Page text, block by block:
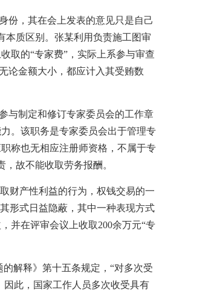
，其在会上发表的意见只是自己
本质区别。张某利用负责施工图审
取的“专家费”，实际上系参与审查
论金额大小，都应计入其受贿数
与制定和修订专家委员会的工作章
。该职务是专家委员会出于管理专
称也无相应注册师资格，不属于专
故不能收取劳务报酬。
财产性利益的行为，权钱交易的一
形式日益隐蔽，其中一种表现方式
并在评审会议上收取200余万元“专
解释》第十五条规定，“对多次受
因此，国家工作人员多次收受具有